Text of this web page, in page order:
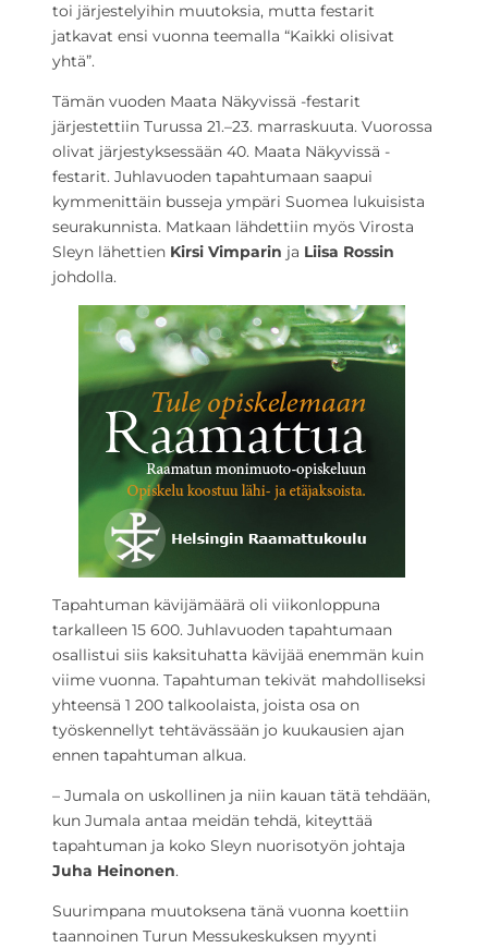
toi järjestelyihin muutoksia, mutta festarit
jatkavat ensi vuonna teemalla “Kaikki olisivat
yhtä”.
Tämän vuoden Maata Näkyvissä -festarit
järjestettiin Turussa 21.–23. marraskuuta. Vuorossa
olivat järjestyksessään 40. Maata Näkyvissä -
festarit. Juhlavuoden tapahtumaan saapui
kymmenittäin busseja ympäri Suomea lukuisista
seurakunnista. Matkaan lähdettiin myös Virosta
Sleyn lähettien Kirsi Vimparin ja Liisa Rossin
johdolla.
Tapahtuman kävijämäärä oli viikonloppuna
tarkalleen 15 600. Juhlavuoden tapahtumaan
osallistui siis kaksituhatta kävijää enemmän kuin
viime vuonna. Tapahtuman tekivät mahdolliseksi
yhteensä 1 200 talkoolaista, joista osa on
työskennellyt tehtävässään jo kuukausien ajan
ennen tapahtuman alkua.
– Jumala on uskollinen ja niin kauan tätä tehdään,
kun Jumala antaa meidän tehdä, kiteyttää
tapahtuman ja koko Sleyn nuorisotyön johtaja
Juha Heinonen.
Suurimpana muutoksena tänä vuonna koettiin
taannoinen Turun Messukeskuksen myynti